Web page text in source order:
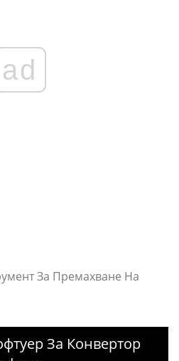
ad
За Премахване На
За Конвертор